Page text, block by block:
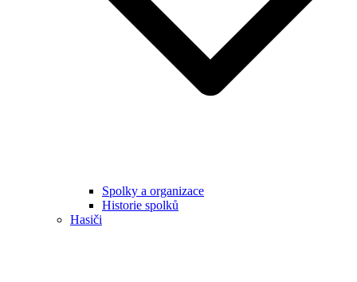
Spolky a organizace
Historie spolků
Hasiči